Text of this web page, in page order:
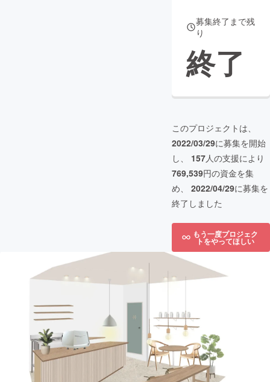
募集終了まで残
り
終了
このプロジェクトは、
2022/03/29に募集を開始
し、 157人の支援により
769,539円の資金を集
め、 2022/04/29に募集を
終了しました
もう一度プロジェク
トをやってほしい